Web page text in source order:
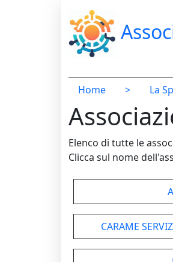
Home > La
Elenco di tutte le
Clicca sul nome
CARAME